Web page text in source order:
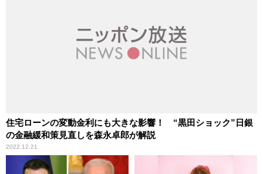
住宅ローンの変動金利にも大きな影響！ “黒田ショック”日銀
の金融緩和策見直しを森永卓郎が解説
2022.12.21